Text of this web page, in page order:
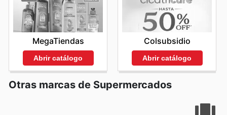
MegaTiendas
Abrir catálogo
Colsubsidio
Abrir catálogo
Otras marcas de Supermercados